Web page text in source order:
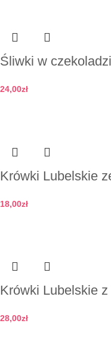
Śliwki w
24,00zł
Krówki Lubelskie
18,00zł
Krówki Lubelskie z
28,00zł